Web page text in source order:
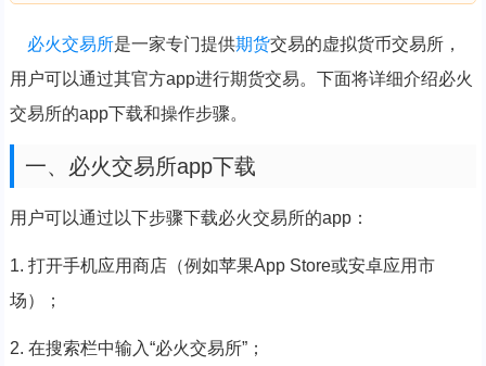
必火交易所是一家专门提供期货交易的虚拟货币交易所，
用户可以通过其官方app进行期货交易。下面将详细介绍必火
交易所的app下载和操作步骤。
一、必火交易所app下载
用户可以通过以下步骤下载必火交易所的app：
1. 打开手机应用商店（例如苹果App Store或安卓应用市
场）；
2. 在搜索栏中输入“必火交易所”；